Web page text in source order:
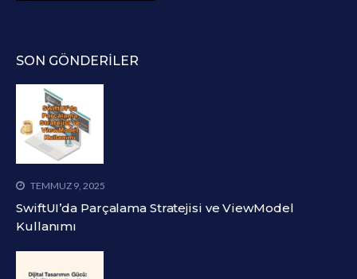
SON GÖNDERILER
TEMMUZ 9, 2025
SwiftUI’da Parçalama Stratejisi ve ViewModel
Kullanımı